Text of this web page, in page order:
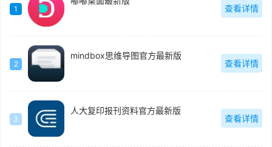
1 查看详情
2
mindbox思维导图官方最新版
查看详情
3
人大复印报刊资料官方最新版
查看详情